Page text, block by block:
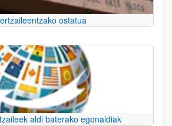
ostatua
aldi baterako egonaldiak